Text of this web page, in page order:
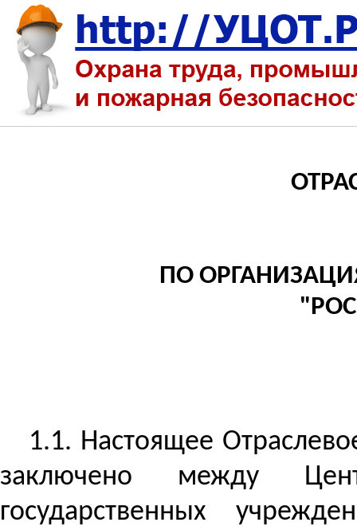
ПО
1.1. Настоящее
заключено между
государственных